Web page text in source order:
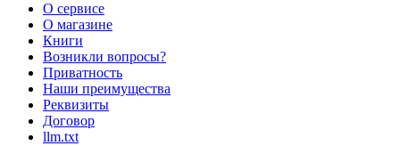
О сервисе
О магазине
Книги
Возникли вопросы?
Приватность
Наши преимущества
Реквизиты
Договор
llm.txt